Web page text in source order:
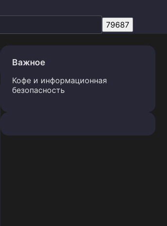
Важное
Кофе и информационная
безопасность